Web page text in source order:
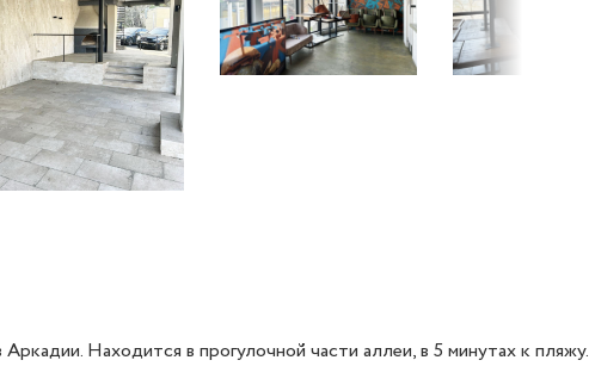
Находится в прогулочной части аллеи, в 5 минутах к пляжу.